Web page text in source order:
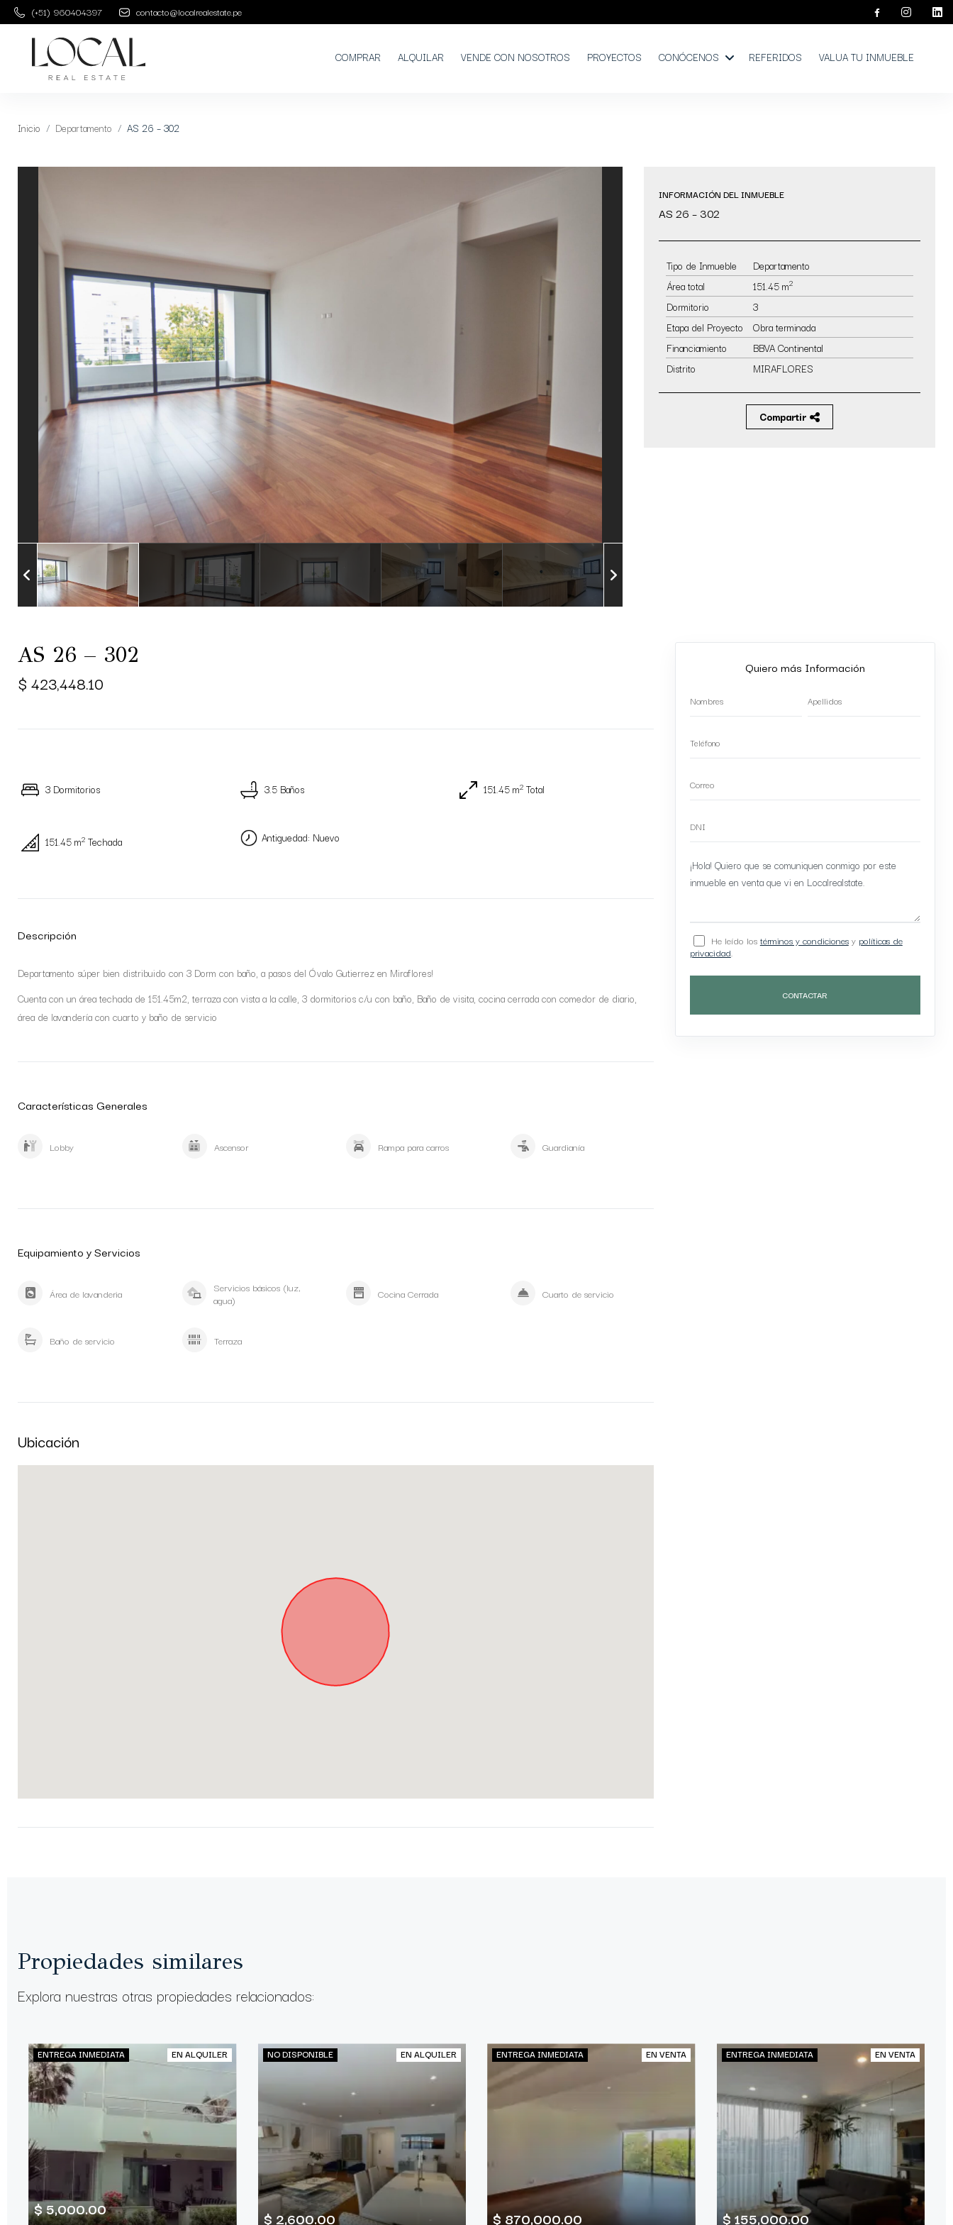
(+51) 960404397 contacto@localrealestate.pe
COMPRAR ALQUILAR VENDE CON NOSOTROS PROYECTOS CONÓCENOS REFERIDOS VALUA TU INMUEBLE
Inicio Departamento AS 26 – 302
INFORMACIÓN DEL INMUEBLE
AS 26 – 302
Tipo de Inmueble
Departamento
Área total
151.45 m2
Dormitorio
3
Etapa del Proyecto
Obra terminada
Financiamiento
BBVA Continental
Distrito
MIRAFLORES
Compartir
AS 26 – 302
$ 423,448.10
3 Dormitorios 3.5 Baños 151.45 m2Total
151.45 m2 Techada Antiguedad: Nuevo
Descripción
Departamento súper bien distribuido con 3 Dorm con baño, a pasos del Óvalo Gutierrez en Miraflores!
Cuenta con un área techada de 151.45m2, terraza con vista a la calle, 3 dormitorios c/u con baño, Baño de visita, cocina cerrada con comedor de diario,
área de lavandería con cuarto y baño de servicio
Características Generales
Lobby Ascensor Rampa para carros Guardianía
Equipamiento y Servicios
Área de lavanderia
Servicios básicos (luz,
agua)
Cocina Cerrada Cuarto de servicio
Baño de servicio Terraza
Ubicación
Quiero más Información
He leído los términos y condicionesy políticas de
privacidad.
CONTACTAR
Propiedades similares
Explora nuestras otras propiedades relacionados:
ENTREGA INMEDIATA EN ALQUILER
$ 5,000.00
NO DISPONIBLE EN ALQUILER
$ 2,600.00
ENTREGA INMEDIATA EN VENTA
$ 870,000.00
ENTREGA INMEDIATA EN VENTA
$ 155,000.00